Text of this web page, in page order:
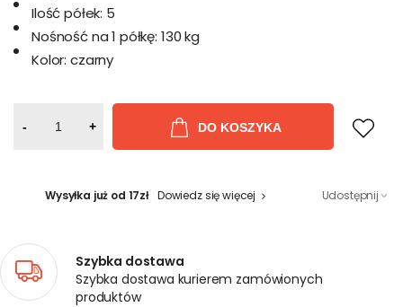
Ilość półek: 5
Nośność na 1 półkę: 130 kg
Kolor: czarny
- + DO KOSZYKA
Wysyłka już od 17zł Dowiedz się więcej Udostępnij
Szybka dostawa
Szybka dostawa kurierem zamówionych
produktów